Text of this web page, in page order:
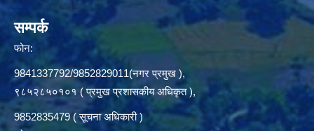
सम्पर्क
फोन:
9841337792/9852829011(नगर प्रमुख ),
९८५२८५०१०१ ( प्रमुख प्रशासकीय अधिकृत ),
9852835479 ( सूचना अधिकारी )